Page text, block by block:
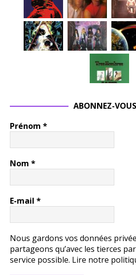
ABONNEZ-VOUS
Prénom *
Nom *
E-mail *
Nous gardons vos données
partageons qu’avec les tierces
service possible. Lire notre